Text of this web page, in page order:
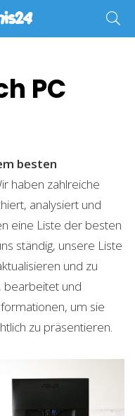
PC
besten
haben zahlreiche
analysiert und
eine Liste der besten
ständig, unsere Liste
und zu
bearbeitet und
um sie
zu präsentieren.